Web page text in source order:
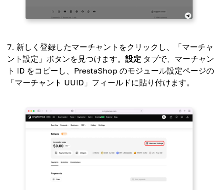
新しく登録したマーチャントをクリックし、「マーチャ
ント設定」ボタンを見つけます。 設定 タブで、マーチャン
ト ID をコピーし、PrestaShop のモジュール設定ページの
「マーチャント UUID」フィールドに貼り付けます。